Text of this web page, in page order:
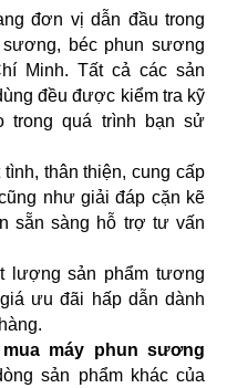
đơn vị dẫn đầu trong
béc phun sương
Minh. Tất cả các sản
đều được kiểm tra kỹ
trong quá trình bạn sử
thân thiện, cung cấp
như giải đáp cặn kẽ
sẵn sàng hỗ trợ tư vấn
lượng sản phẩm tương
ưu đãi hấp dẫn dành
mua máy phun sương
sản phẩm khác của